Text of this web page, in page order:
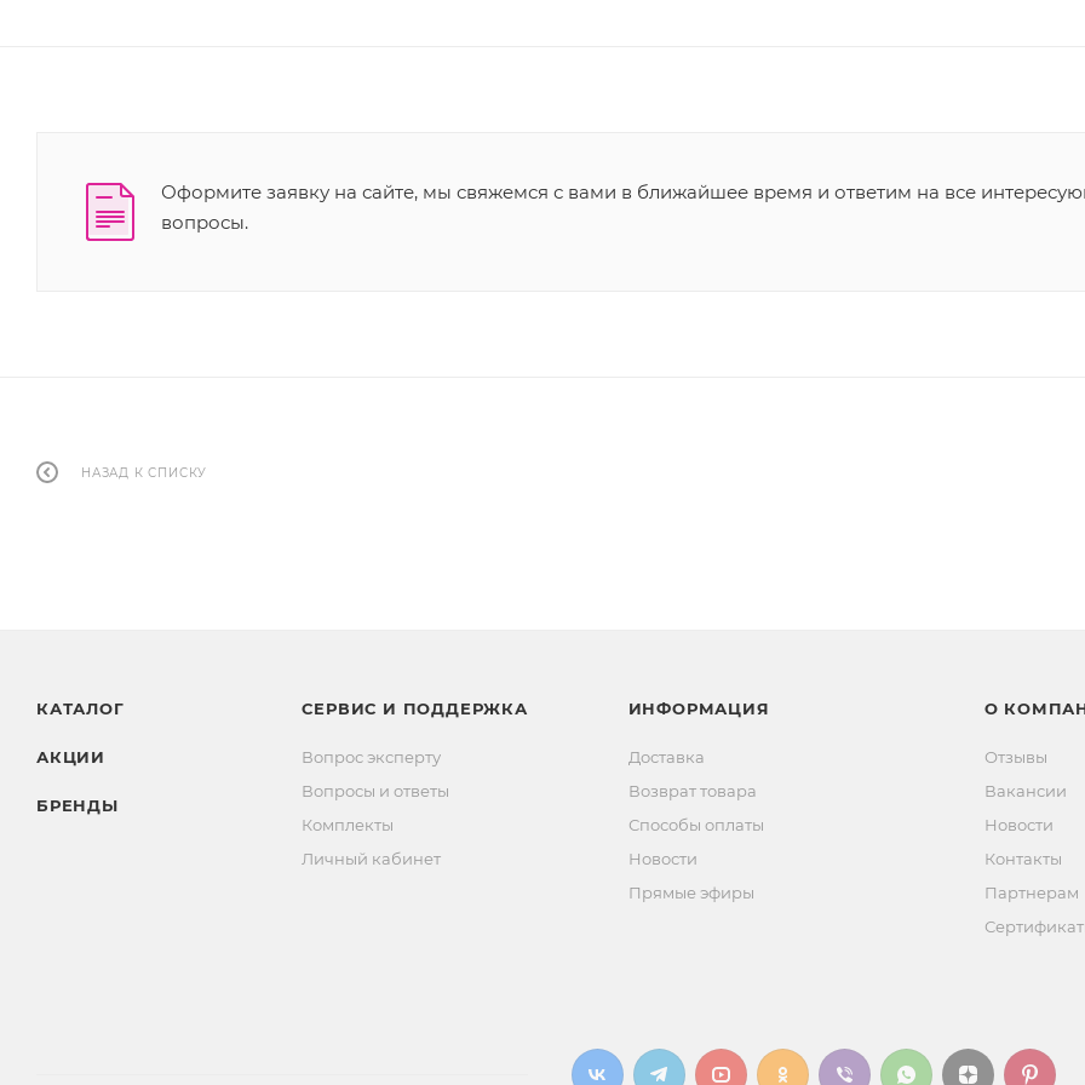
Оформите заявку на сайте, мы свяжемся с вами в ближайшее время и ответим на все
вопросы.
НАЗАД К СПИСКУ
КАТАЛОГ
АКЦИИ
БРЕНДЫ
СЕРВИС И ПОДДЕРЖКА
Вопрос эксперту
Вопросы и ответы
Комплекты
Личный кабинет
ИНФОРМАЦИЯ
Доставка
Возврат товара
Способы оплаты
Новости
Прямые эфиры
О
Отзывы
Вакансии
Новости
Контакты
Партнерам